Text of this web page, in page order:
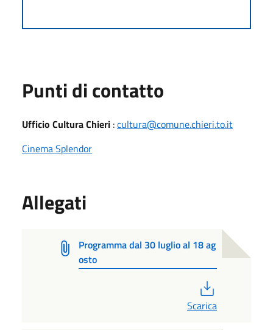
Punti di contatto
Ufficio Cultura Chieri :cultura@comune.chieri.to.it
Cinema Splendor
Allegati
Programma dal 30 luglio al 18 ag
osto
Scarica